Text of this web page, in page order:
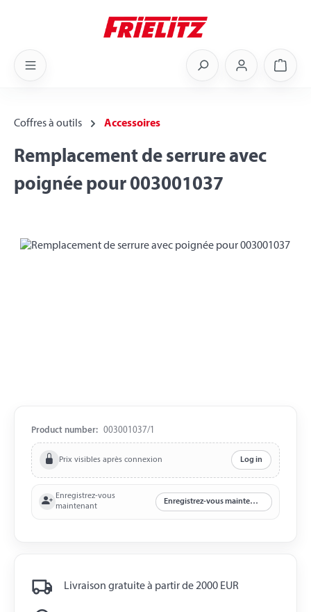
Coffres à outils Accessoires
Remplacement de serrure avec
poignée pour 003001037
Skip image gallery
Product number: 003001037/1
Prix visibles après connexion Log in
Enregistrez-vous
maintenant
Enregistrez-vous maintenant
Livraison gratuite à partir de 2000 EUR